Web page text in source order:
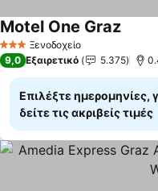
3 ΑστέριαΞενοδοχείο
Motel One Graz
9,0 Εξαιρετικό 5.375
Επιλέξτε ημερομηνίες,
δείτε τις ακριβείς τιμές